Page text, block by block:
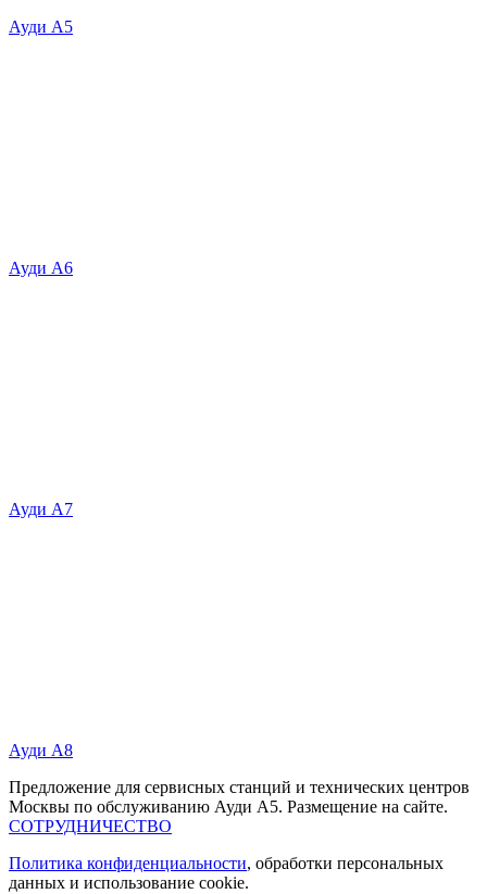
Ауди А5
Ауди А6
Ауди А7
Ауди А8
Предложение для сервисных станций и технических центров
Москвы по обслуживанию Ауди А5. Размещение на сайте.
СОТРУДНИЧЕСТВО
Политика конфиденциальности, обработки персональных
данных и использование cookie.